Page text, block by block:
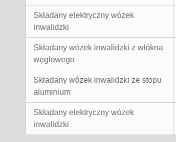
Składany elektryczny wózek
inwalidzki
Składany wózek inwalidzki z włókna
węglowego
Składany wózek inwalidzki ze stopu
aluminium
Składany elektryczny wózek
inwalidzki